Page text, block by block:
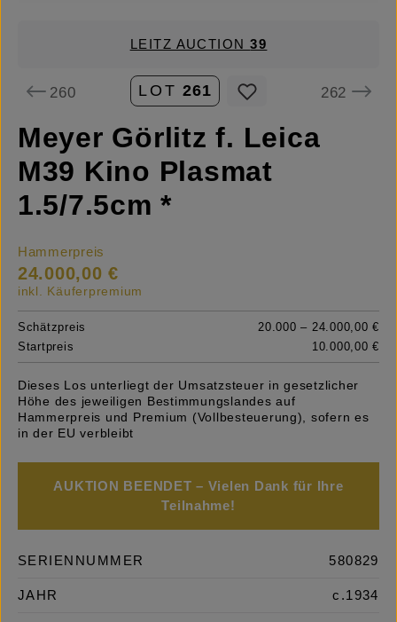
LEITZ AUCTION39
260 LOT 261 262
Meyer Görlitz f. Leica
M39 Kino Plasmat
1.5/7.5cm *
Hammerpreis
24.000,00 €
inkl. Käuferpremium
Schätzpreis
20.000 – 24.000,00 €
Startpreis
10.000,00 €
Dieses Los unterliegt der Umsatzsteuer in gesetzlicher
Höhe des jeweiligen Bestimmungslandes auf
Hammerpreis und Premium (Vollbesteuerung), sofern es
in der EU verbleibt
AUKTION BEENDET – Vielen Dank für Ihre
Teilnahme!
SERIENNUMMER 580829
JAHR c.1934